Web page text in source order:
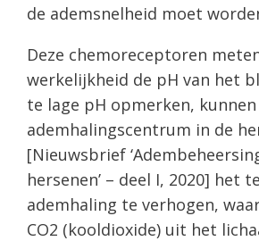
de ademsnelheid moet
Deze chemoreceptoren
werkelijkheid de pH van het
te lage pH opmerken,
ademhalingscentrum in de
[Nieuwsbrief
hersenen’ – deel I, 2020] het
ademhaling te verhogen,
CO2 (kooldioxide) uit het